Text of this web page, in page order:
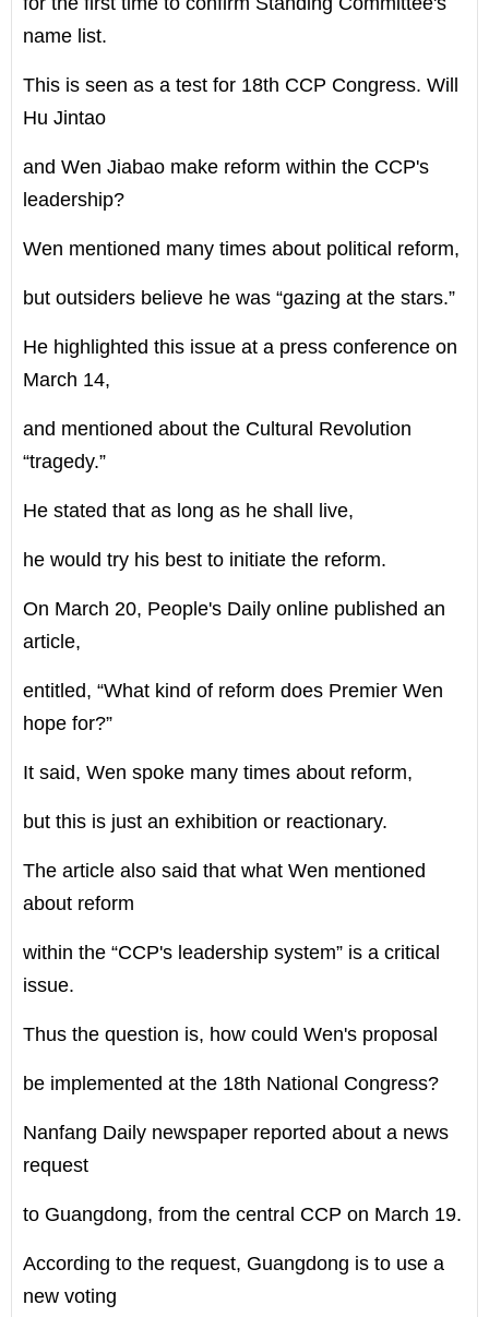
name list.
This is seen as a test for 18th CCP Congress. Will
Hu Jintao
and Wen Jiabao make reform within the CCP's
leadership?
Wen mentioned many times about political reform,
but outsiders believe he was “gazing at the stars.”
He highlighted this issue at a press conference on
March 14,
and mentioned about the Cultural Revolution
“tragedy.”
He stated that as long as he shall live,
he would try his best to initiate the reform.
On March 20, People's Daily online published an
article,
entitled, “What kind of reform does Premier Wen
hope for?”
It said, Wen spoke many times about reform,
but this is just an exhibition or reactionary.
The article also said that what Wen mentioned
about reform
within the “CCP's leadership system” is a critical
issue.
Thus the question is, how could Wen's proposal
be implemented at the 18th National Congress?
Nanfang Daily newspaper reported about a news
request
to Guangdong, from the central CCP on March 19.
According to the request, Guangdong is to use a
new voting